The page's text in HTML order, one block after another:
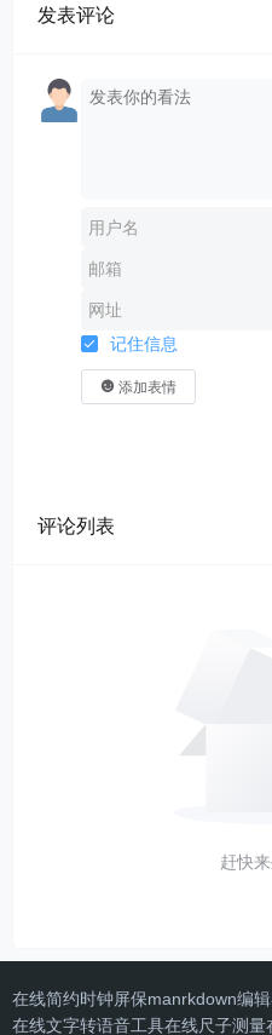
发表评论
记住信息
添加表情
评论列表
赶快
在线简约时钟屏保manrkdown编
在线文字转语音工具在线尺子测量